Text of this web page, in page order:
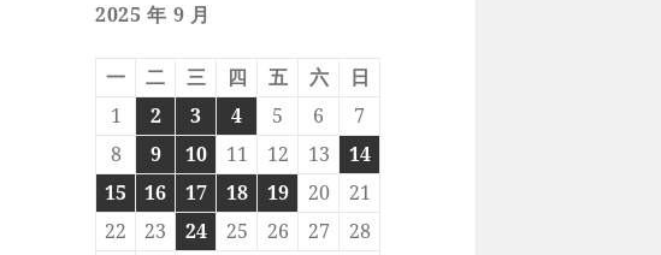
2025 年 9 月
一 二 三 四 五 六
日
1
2 3 4 5 6
7
8
9 10 11 12 13
14
15
16 17 18 19 20
21
22
23 24 25 26 27
28